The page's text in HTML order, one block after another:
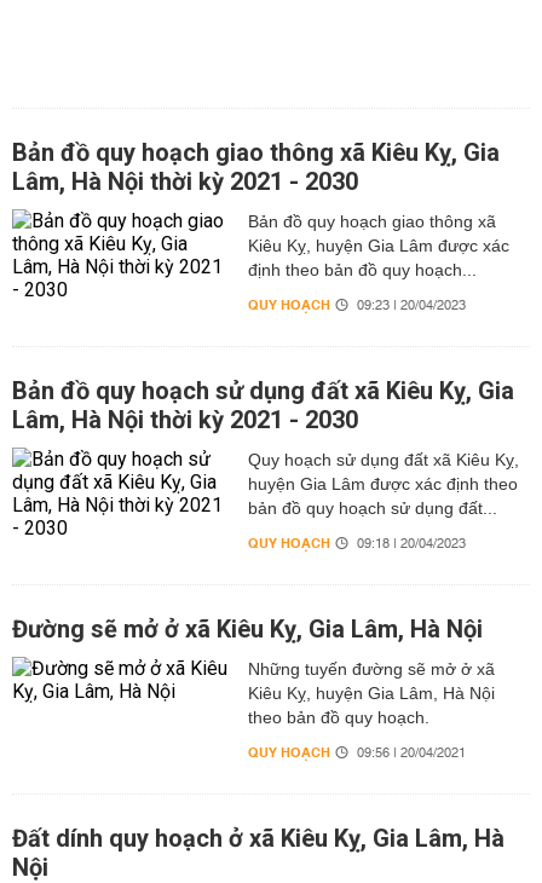
Bản đồ quy hoạch giao thông xã Kiêu Kỵ, Gia
Lâm, Hà Nội thời kỳ 2021 - 2030
Bản đồ quy hoạch giao thông xã
Kiêu Kỵ, huyện Gia Lâm được xác
định theo bản đồ quy hoạch...
QUY HOẠCH 09:23 | 20/04/2023
Bản đồ quy hoạch sử dụng đất xã Kiêu Kỵ, Gia
Lâm, Hà Nội thời kỳ 2021 - 2030
Quy hoạch sử dụng đất xã Kiêu Kỵ,
huyện Gia Lâm được xác định theo
bản đồ quy hoạch sử dụng đất...
QUY HOẠCH 09:18 | 20/04/2023
Đường sẽ mở ở xã Kiêu Kỵ, Gia Lâm, Hà Nội
Những tuyến đường sẽ mở ở xã
Kiêu Kỵ, huyện Gia Lâm, Hà Nội
theo bản đồ quy hoạch.
QUY HOẠCH 09:56 | 20/04/2021
Đất dính quy hoạch ở xã Kiêu Kỵ, Gia Lâm, Hà
Nội